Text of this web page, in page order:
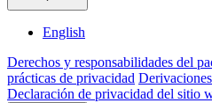
English
Derechos y responsabilidades del
prácticas de privacidad
Declaración de privacidad del sitio